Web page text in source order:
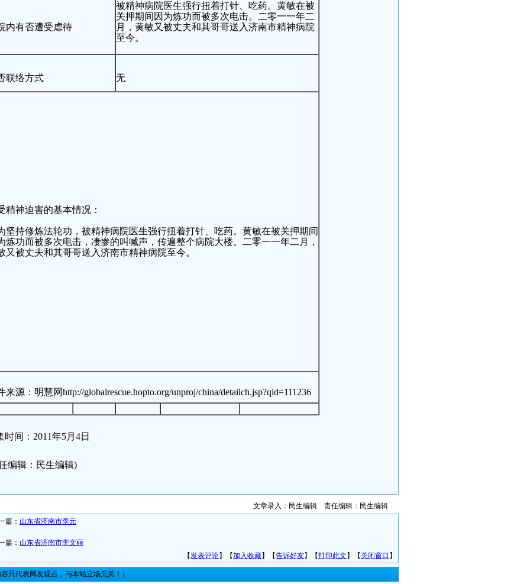
内有否遭受虐待
被精神病院医生强行扭着打针、吃药。黄敏在被
关押期间因为炼功而被多次电击。二零一一年二
月，黄敏又被丈夫和其哥哥送入济南市精神病院
至今。
联络方式 无
精神迫害的基本情况：
坚持修炼法轮功，被精神病院医生强行扭着打针、吃药。黄敏在被关押期间
炼功而被多次电击，凄惨的叫喊声，传遍整个病院大楼。二零一一年二月，
又被丈夫和其哥哥送入济南市精神病院至今。
来源：明慧网http://globalrescue.hopto.org/unproj/china/detailch.jsp?qid=111236
时间：2011年5月4日
编辑：民生编辑)
文章录入：民生编辑 责任编辑：民生编辑
篇： 山东省济南市李元
篇： 山东省济南市李文丽
【发表评论】【加入收藏】【告诉好友】【打印此文 】【 关闭窗口 】
只代表网友观点，与本站立场无关！）